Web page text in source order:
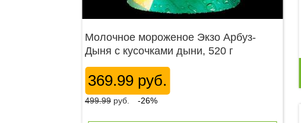
Молочное мороженое Экзо Арбуз-
Дыня с кусочками дыни, 520 г
369.99 руб.
499.99 руб. -26%